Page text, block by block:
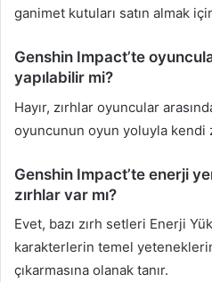
ganimet kutuları satın almak
Genshin Impact’te
yapılabilir mi?
Hayır, zırhlar oyuncular
oyuncunun oyun yoluyla kendi
Genshin Impact’te enerji
zırhlar var mı?
Evet, bazı zırh setleri Enerji
karakterlerin temel
çıkarmasına olanak tanır.